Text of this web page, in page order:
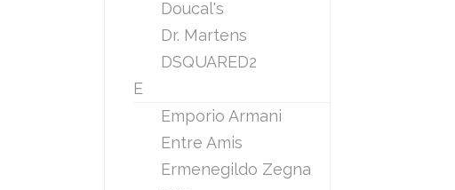
Doucal's
Dr. Martens
DSQUARED2
E
Emporio Armani
Entre Amis
Ermenegildo Zegna